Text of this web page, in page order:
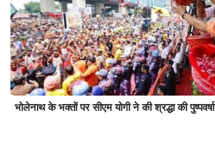
भोलेनाथ के भक्तों पर सीएम योगी ने की श्रद्धा की पुष्पवर्षा